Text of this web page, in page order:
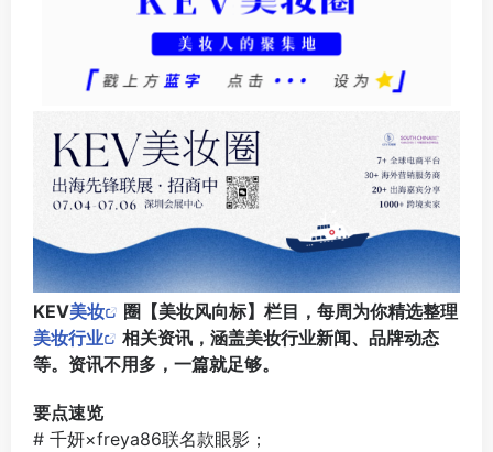
KEV美妆
圈【美妆风向标】栏目，每周为你精选整理
美妆行业
相关资讯，涵盖美妆行业新闻、品牌动态
等。资讯不用多，一篇就足够。
要点速览
# 千妍×freya86联名款眼影；